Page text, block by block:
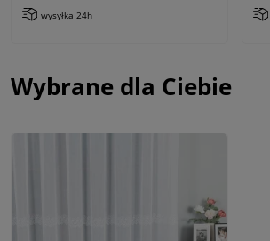
wysyłka 24h
Wybrane dla Ciebie